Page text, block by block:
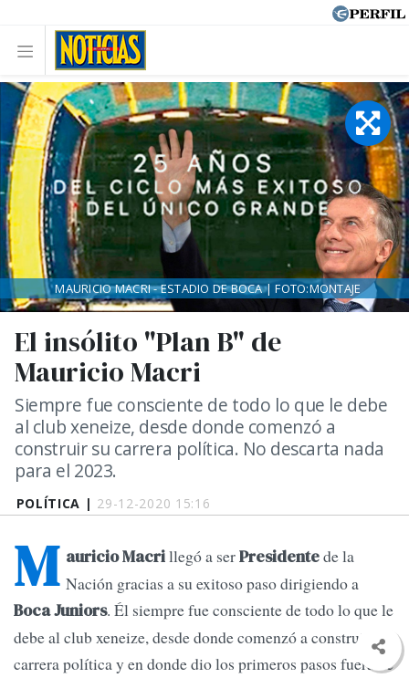
POLÍTICA | 29-12-2020 15:16
El insólito "Plan B" de
Mauricio Macri
Siempre fue consciente de todo lo que le debe
al club xeneize, desde donde comenzó a
construir su carrera política. No descarta nada
para el 2023.
MAURICIO MACRI - ESTADIO DE BOCA | FOTO:MONTAJE
M auricio Macrillegó a serPresidentede la
Nación gracias a su exitoso paso dirigiendo a
Boca Juniors. Él siempre fue consciente de todo lo que le
debe al club xeneize, desde donde comenzó a construir su
carrera política y en donde dio los primeros pasos fuera de